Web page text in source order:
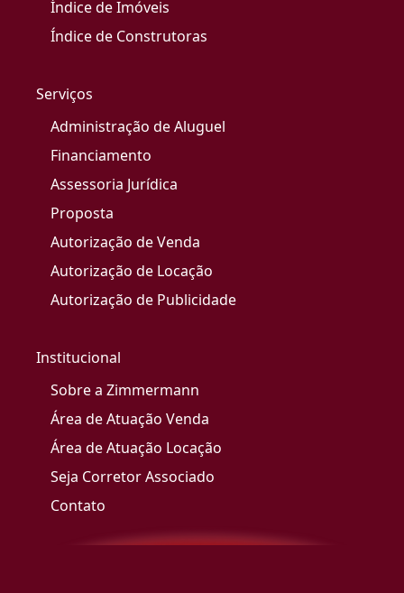
Índice de Imóveis
Índice de Construtoras
Serviços
Administração de Aluguel
Financiamento
Assessoria Jurídica
Proposta
Autorização de Venda
Autorização de Locação
Autorização de Publicidade
Institucional
Sobre a Zimmermann
Área de Atuação Venda
Área de Atuação Locação
Seja Corretor Associado
Contato